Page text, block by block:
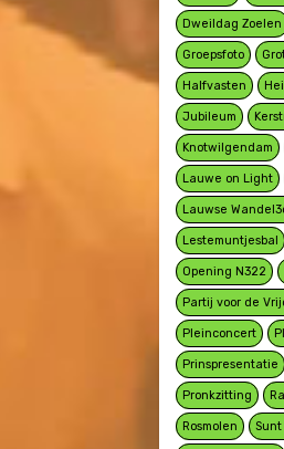
Dweildag Zoelen
Groepsfoto
Halfvasten
Jubileum
Knotwilgendam
Lauwe on Light
Lauwse
Lestemuntjesbal
Opening N322
Partij voor de
Pleinconcert
Prinspresentatie
Pronkzitting
Rosmolen